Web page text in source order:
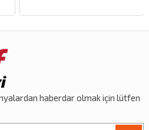
haberdar olmak için lütfen